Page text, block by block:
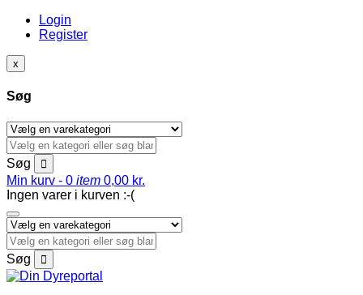
Login
Register
x
Søg
Søg
Min kurv - 0 item 0,00 kr.
Ingen varer i kurven :-(
Søg